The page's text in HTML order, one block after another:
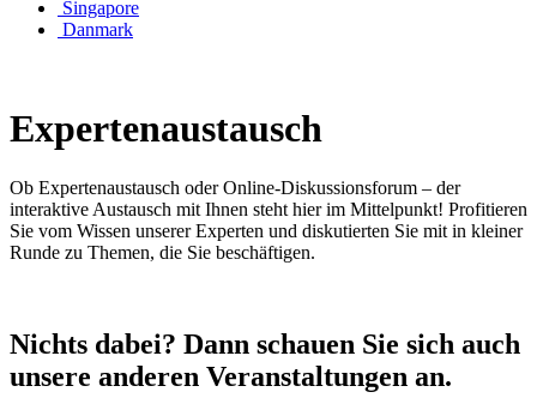
Singapore
Danmark
Expertenaustausch
Ob Expertenaustausch oder Online-Diskussionsforum – der
interaktive Austausch mit Ihnen steht hier im Mittelpunkt! Profitieren
Sie vom Wissen unserer Experten und diskutierten Sie mit in kleiner
Runde zu Themen, die Sie beschäftigen.
Nichts dabei? Dann schauen Sie sich auch
unsere anderen Veranstaltungen an.